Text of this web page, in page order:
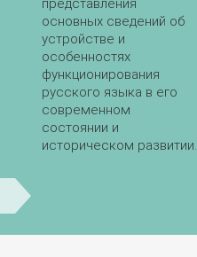
представления
основных сведений об
устройстве и
особенностях
функционирования
русского языка в его
современном
состоянии и
историческом развитии.